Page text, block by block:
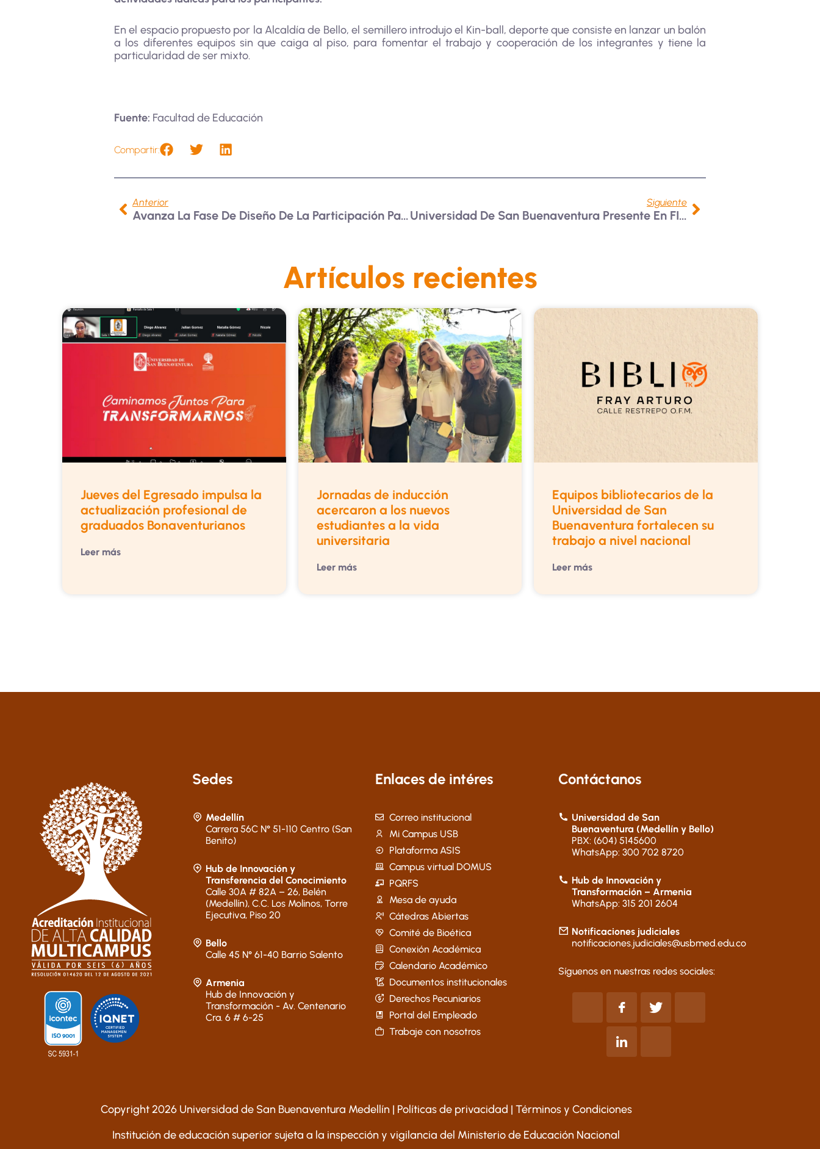
En el espacio propuesto por la Alcaldía de Bello, el semillero introdujo el Kin-ball, deporte que consiste en lanzar un balón
a los diferentes equipos sin que caiga al piso, para fomentar el trabajo y cooperación de los integrantes y tiene la
particularidad de ser mixto.
Fuente: Facultad de Educación
Compartir:
Anterior
Avanza La Fase De Diseño De La Participación Para La PAZ
Siguiente
Universidad De San Buenaventura Presente En FILBO
Artículos recientes
Jueves del Egresado impulsa la
actualización profesional de
graduados Bonaventurianos
Leer más
Jornadas de inducción
acercaron a los nuevos
estudiantes a la vida
universitaria
Leer más
Equipos bibliotecarios de la
Universidad de San
Buenaventura fortalecen su
trabajo a nivel nacional
Leer más
Sedes
Medellín
Carrera 56C N° 51-110 Centro (San
Benito)
Hub de Innovación y
Transferencia del Conocimiento
Calle 30A # 82A – 26, Belén
(Medellín), C.C. Los Molinos, Torre
Ejecutiva, Piso 20
Bello
Calle 45 N° 61-40 Barrio Salento
Armenia
Hub de Innovación y
Transformación - Av. Centenario
Cra. 6 # 6-25
Enlaces de intéres
Correo institucional
Mi Campus USB
Plataforma ASIS
Campus virtual DOMUS
PQRFS
Mesa de ayuda
Cátedras Abiertas
Comité de Bioética
Conexión Académica
Calendario Académico
Documentos institucionales
Derechos Pecuniarios
Portal del Empleado
Trabaje con nosotros
Contáctanos
Universidad de San
Buenaventura (Medellín y Bello)
PBX: (604) 5145600
WhatsApp: 300 702 8720
Hub de Innovación y
Transformación – Armenia
WhatsApp: 315 201 2604
Notificaciones judiciales
notificaciones.judiciales@usbmed.edu.co
Síguenos en nuestras redes sociales:
Copyright 2026 Universidad de San Buenaventura Medellín | Políticas de privacidad | Términos y Condiciones
Institución de educación superior sujeta a la inspección y vigilancia del Ministerio de Educación Nacional